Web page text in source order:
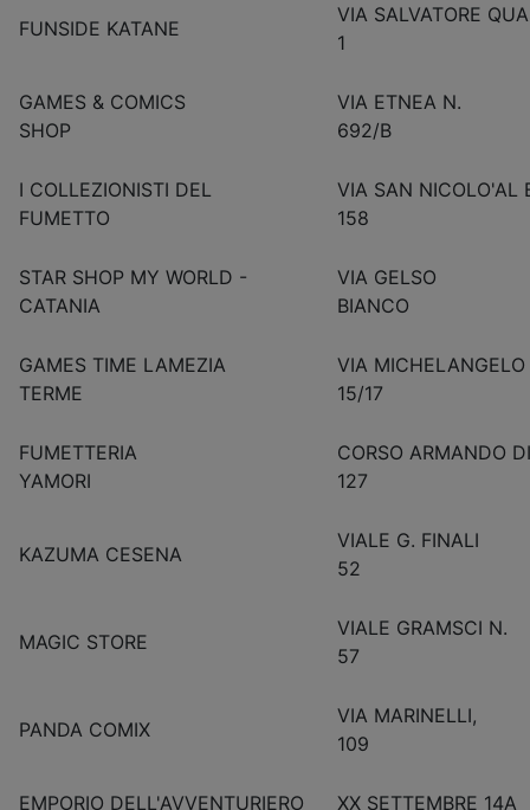
FUNSIDE KATANE
VIA SALVATORE
1
GAMES & COMICS
SHOP
VIA ETNEA N.
692/B
I COLLEZIONISTI DEL
FUMETTO
VIA SAN NICOLO'AL
158
STAR SHOP MY WORLD -
CATANIA
VIA GELSO
GAMES TIME LAMEZIA
TERME
VIA MICHELANGELO
15/17
FUMETTERIA
YAMORI
CORSO ARMANDO
127
KAZUMA CESENA
VIALE G. FINALI
52
MAGIC STORE
VIALE GRAMSCI N.
57
PANDA COMIX
VIA MARINELLI,
109
EMPORIO DELL'AVVENTURIERO XX SETTEMBRE 14A